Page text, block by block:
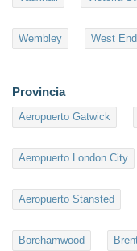
Wembley West End
Provincia
Aeropuerto Gatwick
Aeropuerto London City
Aeropuerto Stansted
Borehamwood